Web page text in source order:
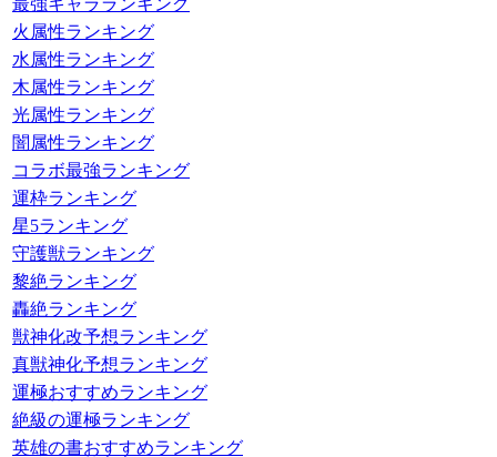
最強キャラランキング
火属性ランキング
水属性ランキング
木属性ランキング
光属性ランキング
闇属性ランキング
コラボ最強ランキング
運枠ランキング
星5ランキング
守護獣ランキング
黎絶ランキング
轟絶ランキング
獣神化改予想ランキング
真獣神化予想ランキング
運極おすすめランキング
絶級の運極ランキング
英雄の書おすすめランキング